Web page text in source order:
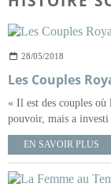
28/05/2018
« Il est des couples où
pouvoir, mais a investi
EN SAVOIR PLUS